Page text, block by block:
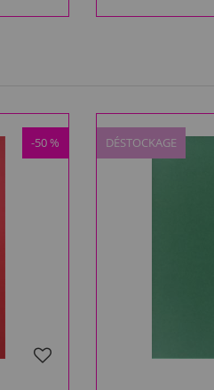
-50 % DÉSTOCKAGE